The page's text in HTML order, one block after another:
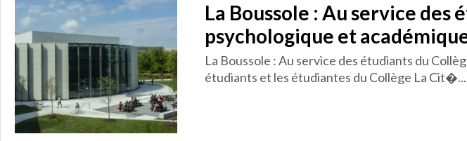
La Boussole : Au service des
psychologique et
La Boussole : Au service des étudiants du
étudiants et les étudiantes du Collège La Cit�...